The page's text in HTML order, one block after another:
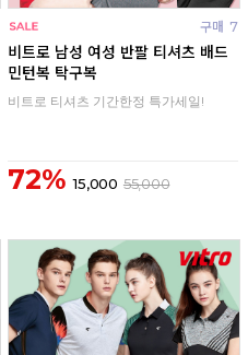
구매 7
비트로 남성 여성 반팔 티셔츠 배드
민턴복 탁구복
비트로 티셔츠 기간한정 특가세일!
72% 15,000 55,000